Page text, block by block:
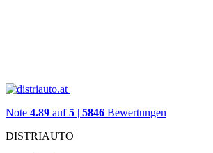
Note 4.89 auf5 | 5846 Bewertungen
DISTRIAUTO